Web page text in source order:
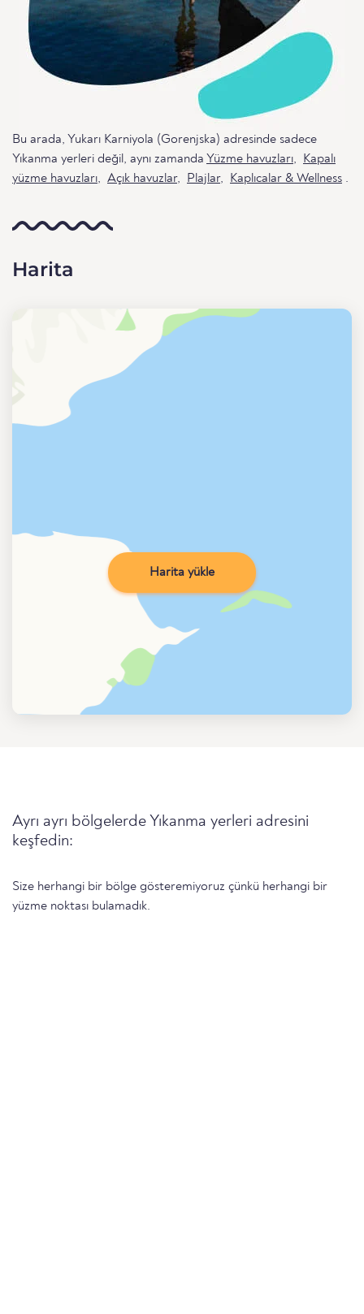
Bu arada, Yukarı Karniyola (Gorenjska) adresinde sadece
Yıkanma yerleri değil, aynı zamanda Yüzme havuzları,
Kapalı
yüzme havuzları, Açık havuzlar, Plajlar, Kaplıcalar & Wellness .
Harita
Harita yükle
Ayrı ayrı bölgelerde Yıkanma yerleri adresini
keşfedin:
Size herhangi bir bölge gösteremiyoruz çünkü herhangi bir
yüzme noktası bulamadık.